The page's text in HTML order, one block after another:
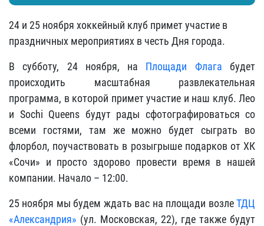
24 и 25 ноября хоккейный клуб примет участие в
праздничных мероприятиях в честь Дня города.
В субботу, 24 ноября, на Площади Флага будет
происходить масштабная развлекательная
программа, в которой примет участие и наш клуб. Лео
и Sochi Queens будут рады сфотографироваться со
всеми гостями, там же можно будет сыграть во
флорбол, поучаствовать в розыгрыше подарков от ХК
«Сочи» и просто здорово провести время в нашей
компании. Начало – 12:00.
25 ноября мы будем ждать вас на площади возлеТДЦ
«Александрия» (ул. Московская, 22), где также будут